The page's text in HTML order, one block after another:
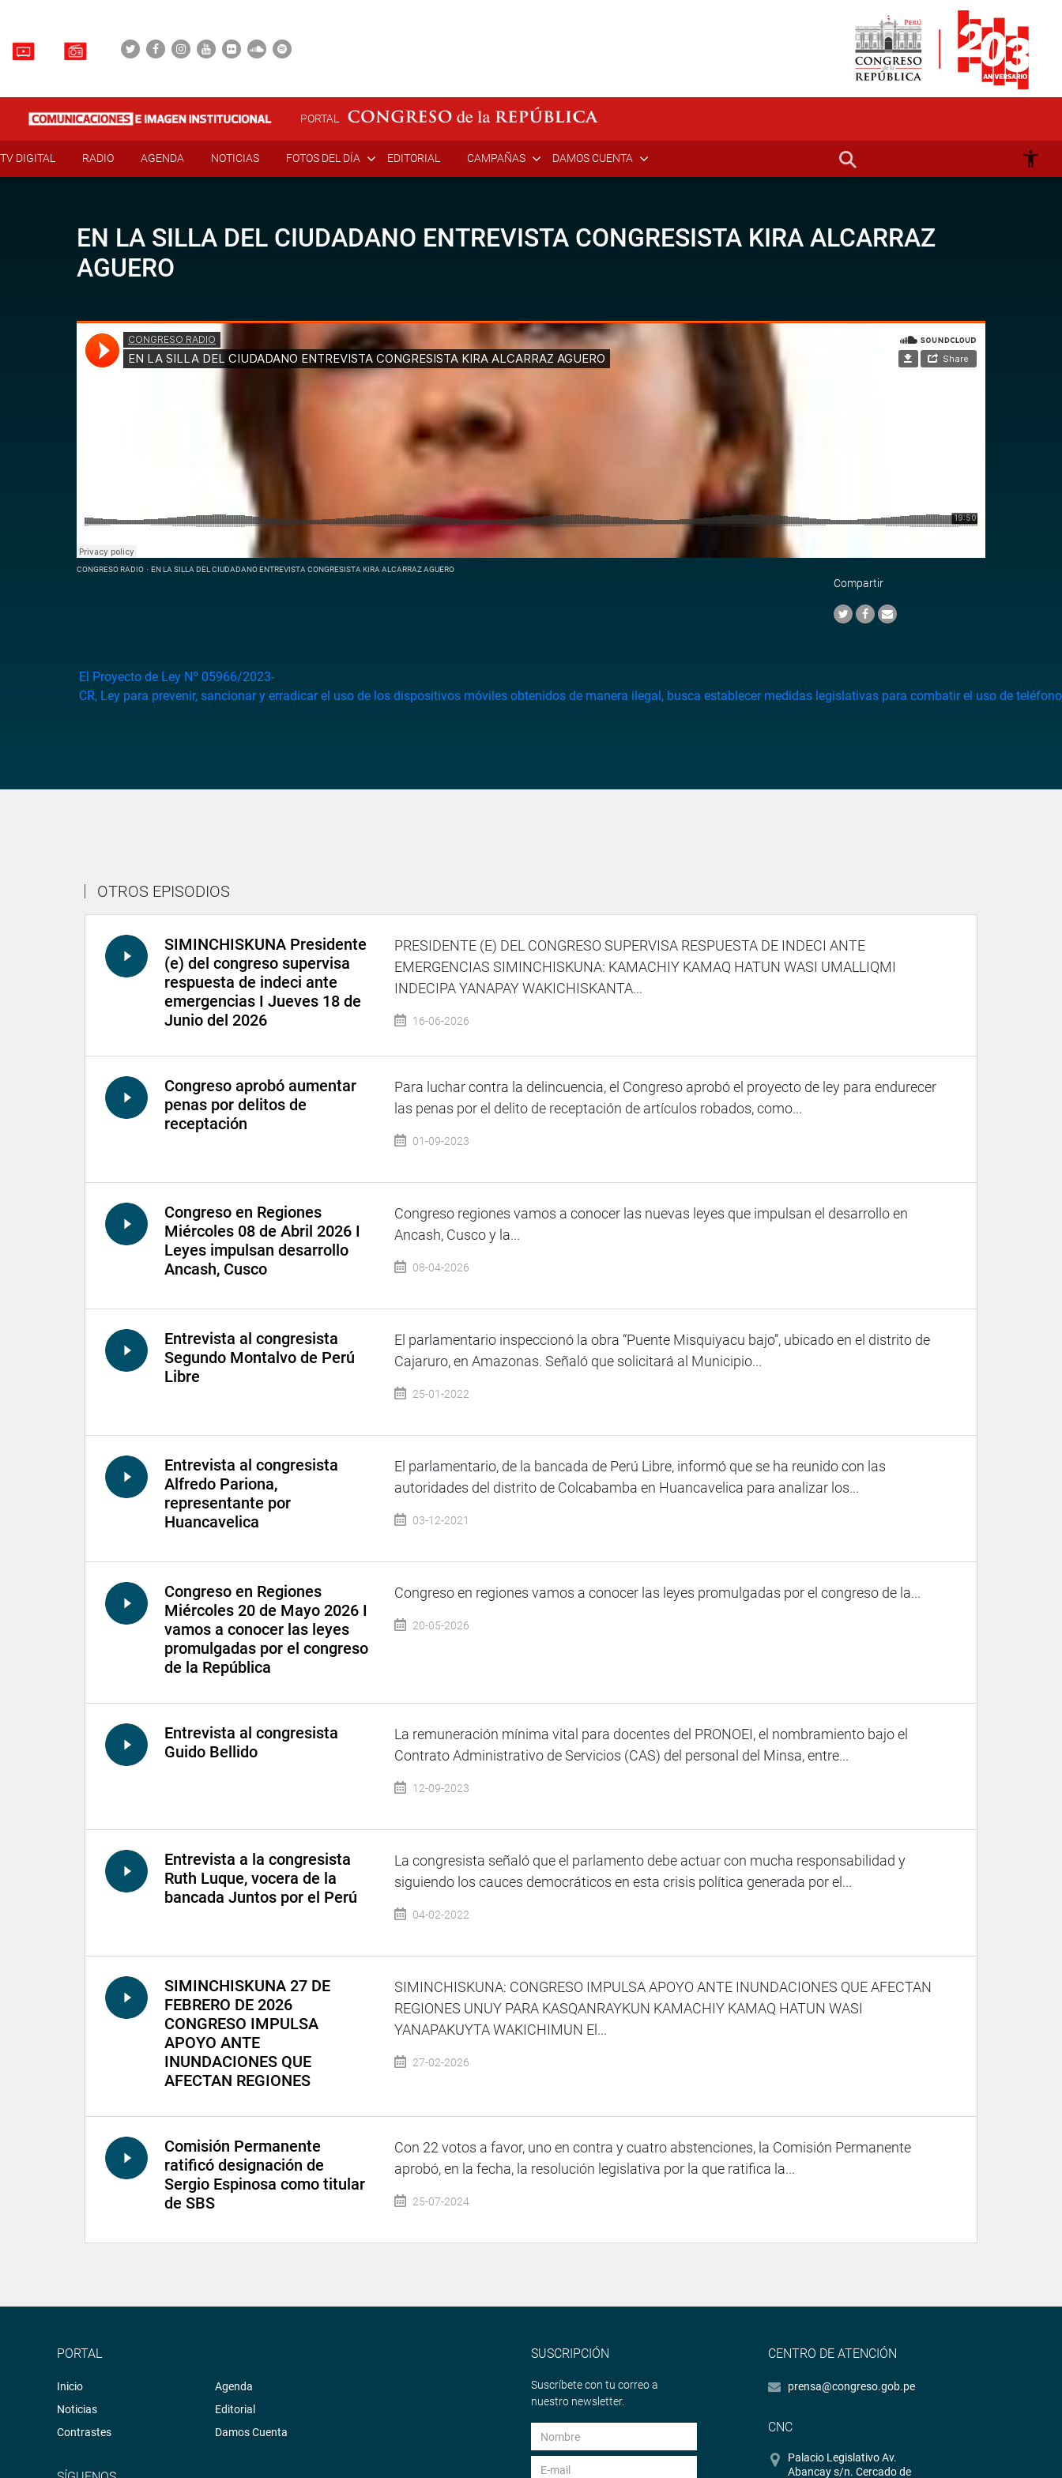
PORTAL
TV DIGITAL RADIO AGENDA NOTICIAS FOTOS DEL DÍA EDITORIAL CAMPAÑAS DAMOS CUENTA
EN LA SILLA DEL CIUDADANO ENTREVISTA CONGRESISTA KIRA ALCARRAZ
AGUERO
CONGRESO RADIO · EN LA SILLA DEL CIUDADANO ENTREVISTA CONGRESISTA KIRA ALCARRAZ AGUERO
Compartir
El Proyecto de Ley Nº 05966/2023-
CR, Ley para prevenir, sancionary erradicarel uso de los dispositivos móviles obtenidos de manera ilegal, busca establecer medidas legislativas para combatirel uso de
OTROS EPISODIOS
SIMINCHISKUNA Presidente
(e) del congreso supervisa
respuesta de indeci ante
emergencias I Jueves 18 de
Junio del 2026
PRESIDENTE (E) DEL CONGRESO SUPERVISA RESPUESTA DE INDECI ANTE
EMERGENCIAS SIMINCHISKUNA: KAMACHIY KAMAQ HATUN WASI UMALLIQMI
INDECIPA YANAPAY WAKICHISKANTA...
16-06-2026
Congreso aprobó aumentar
penas por delitos de
receptación
Para luchar contra la delincuencia, el Congreso aprobó el proyecto de ley para endurecer
las penas por el delito de receptación de artículos robados, como...
01-09-2023
Congreso en Regiones
Miércoles 08 de Abril 2026 I
Leyes impulsan desarrollo
Ancash, Cusco
Congreso regiones vamos a conocer las nuevas leyes que impulsan el desarrollo en
Ancash, Cusco y la...
08-04-2026
Entrevista al congresista
Segundo Montalvo de Perú
Libre
El parlamentario inspeccionó la obra “Puente Misquiyacu bajo”, ubicado en el distrito de
Cajaruro, en Amazonas. Señaló que solicitará al Municipio...
25-01-2022
Entrevista al congresista
Alfredo Pariona,
representante por
Huancavelica
El parlamentario, de la bancada de Perú Libre, informó que se ha reunido con las
autoridades del distrito de Colcabamba en Huancavelica para analizar los...
03-12-2021
Congreso en Regiones
Miércoles 20 de Mayo 2026 I
vamos a conocer las leyes
promulgadas por el congreso
de la República
Congreso en regiones vamos a conocer las leyes promulgadas por el congreso de la...
20-05-2026
Entrevista al congresista
Guido Bellido
La remuneración mínima vital para docentes del PRONOEI, el nombramiento bajo el
Contrato Administrativo de Servicios (CAS) del personal del Minsa, entre...
12-09-2023
Entrevista a la congresista
Ruth Luque, vocera de la
bancada Juntos por el Perú
La congresista señaló que el parlamento debe actuar con mucha responsabilidad y
siguiendo los cauces democráticos en esta crisis política generada por el...
04-02-2022
SIMINCHISKUNA 27 DE
FEBRERO DE 2026
CONGRESO IMPULSA
APOYO ANTE
INUNDACIONES QUE
AFECTAN REGIONES
SIMINCHISKUNA: CONGRESO IMPULSA APOYO ANTE INUNDACIONES QUE AFECTAN
REGIONES UNUY PARA KASQANRAYKUN KAMACHIY KAMAQ HATUN WASI
YANAPAKUYTA WAKICHIMUN El...
27-02-2026
Comisión Permanente
ratificó designación de
Sergio Espinosa como titular
de SBS
Con 22 votos a favor, uno en contra y cuatro abstenciones, la Comisión Permanente
aprobó, en la fecha, la resolución legislativa por la que ratifica la...
25-07-2024
PORTAL
Inicio
Noticias
Contrastes
Agenda
Editorial
Damos Cuenta
SUSCRIPCIÓN
Suscríbete con tu correo a
nuestro newsletter.
CENTRO DE ATENCIÓN
prensa@congreso.gob.pe
CNC
Palacio Legislativo Av.
Abancay s/n. Cercado de